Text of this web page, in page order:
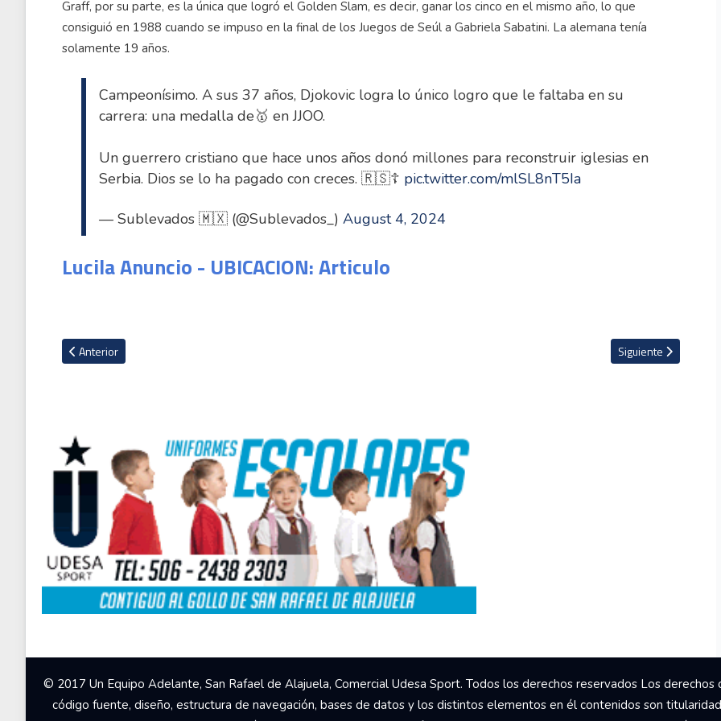
Graff, por su parte, es la única que logró el Golden Slam, es decir, ganar los cinco en el mismo año, lo que
consiguió en 1988 cuando se impuso en la final de los Juegos de Seúl a Gabriela Sabatini. La alemana tenía
solamente 19 años.
Campeonísimo. A sus 37 años, Djokovic logra lo único logro que le faltaba en su
carrera: una medalla de🥇 en JJOO.
Un guerrero cristiano que hace unos años donó millones para reconstruir iglesias en
Serbia. Dios se lo ha pagado con creces. 🇷🇸☦️ pic.twitter.com/mlSL8nT5Ia
— Sublevados 🇲🇽 (@Sublevados_)August 4, 2024
Lucila Anuncio - UBICACION: Articulo
Artículo anterior: En una de las carreras más parejas de todos los tiempos se definió la medalla de oro en 100 metros planos del
Anterior Artículo siguiente:
Siguiente
© 2017 Un Equipo Adelante, San Rafael de Alajuela, Comercial Udesa Sport. Todos los derechos reservados Los
código fuente, diseño, estructura de navegación, bases de datos y los distintos elementos en él contenidos son